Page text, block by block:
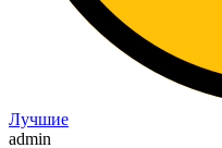
Лучшие
admin